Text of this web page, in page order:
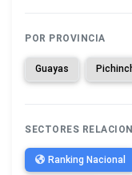
POR PROVINCIA
Guayas
SECTORES
Ranking Nacional